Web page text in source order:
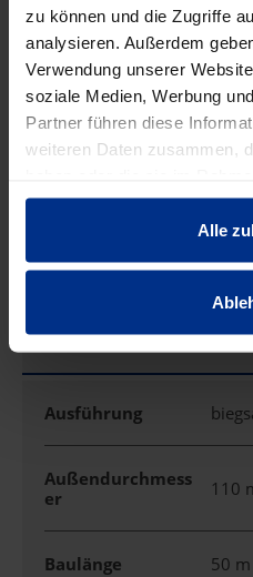
zu können und die Zugriffe
analysieren. Außerdem
Verwendung unserer
soziale Medien, Werbung
Partner führen diese
weiteren Daten zusammen,
gesammelt haben.
Alle
740/830mm
Ausführung
Außendurchmess
er
110
Baulänge 50 m